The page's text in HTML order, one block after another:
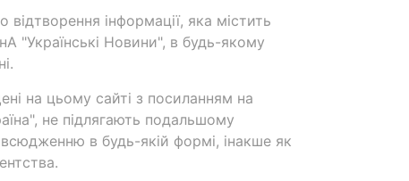
інформації, яка містить
"Українські Новини", в будь-якому
на цьому сайті з посиланням на
не підлягають подальшому
в будь-якій формі, інакше як